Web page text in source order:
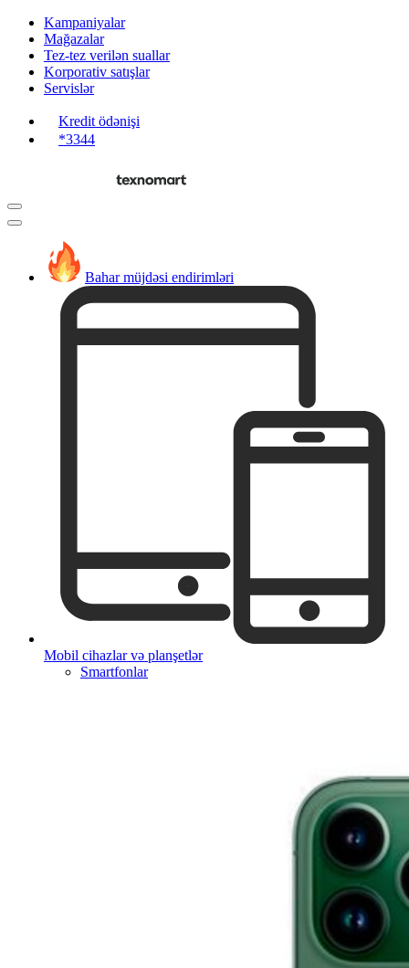
Kampaniyalar
Mağazalar
Tez-tez verilən suallar
Korporativ satışlar
Servislər
Kredit ödənişi
*3344
Bahar müjdəsi endirimləri
Mobil cihazlar və planşetlər
Smartfonlar